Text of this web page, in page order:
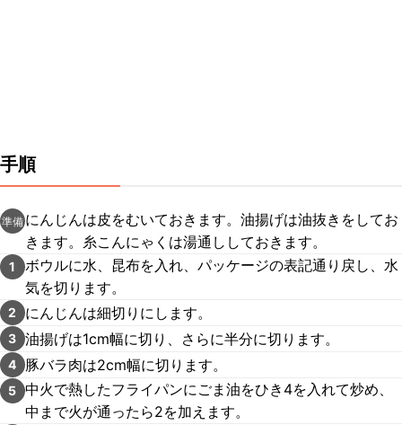
手順
準備 にんじんは皮をむいておきます。油揚げは油抜きをしてお
きます。糸こんにゃくは湯通ししておきます。
1
ボウルに水、昆布を入れ、パッケージの表記通り戻し、水
気を切ります。
2 にんじんは細切りにします。
3 油揚げは1cm幅に切り、さらに半分に切ります。
4 豚バラ肉は2cm幅に切ります。
5 中火で熱したフライパンにごま油をひき4を入れて炒め、
中まで火が通ったら2を加えます。